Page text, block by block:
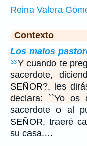
Reina Valera
Contexto
Los malos
33Y cuando te
sacerdote,
SEÑOR?, les
declara: ``Yo os
sacerdote o al
SEÑOR, traeré
su casa.…